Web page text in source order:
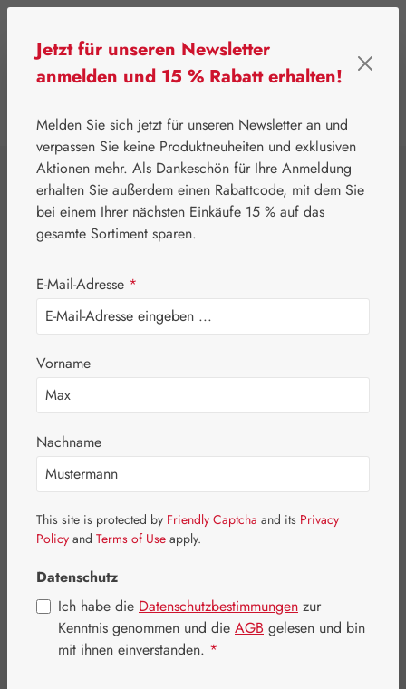
⌂ Gall Pharma Aminosäuren
Taurin 500 mg
GPH Kapseln
Bildergalerie überspringen
Jetzt für unseren Newsletter
anmelden und 15 % Rabatt erhalten!
Melden Sie sich jetzt für unseren Newsletter an und
verpassen Sie keine Produktneuheiten und exklusiven
Aktionen mehr. Als Dankeschön für Ihre Anmeldung
erhalten Sie außerdem einen Rabattcode, mit dem Sie
bei einem Ihrer nächsten Einkäufe 15 % auf das
gesamte Sortiment sparen.
E-Mail-Adresse *
Vorname
Nachname
This site is protected by Friendly Captcha and its Privacy
Policy and Terms of Use apply.
Datenschutz
Ich habe die Datenschutzbestimmungen zur
Kenntnis genommen und die AGB gelesen und bin
mit ihnen einverstanden. *